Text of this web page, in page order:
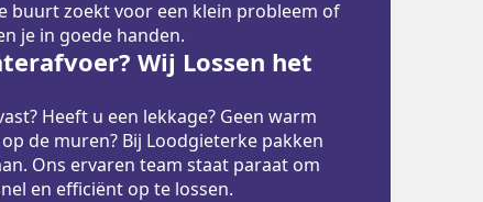
buurt zoekt voor een klein probleem of
je in goede handen.
Wij Lossen het
Heeft u een lekkage? Geen warm
de muren? Bij Loodgieterke pakken
Ons ervaren team staat paraat om
en efficiënt op te lossen.